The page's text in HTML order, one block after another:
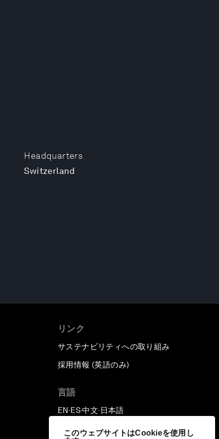
このウェブサイトはCookieを使用し
Headquarters
Switzerland
リンク
サステナビリティへの取り組み
採用情報 (英語のみ)
言語
EN ▪ES▪中文▪ 日本語